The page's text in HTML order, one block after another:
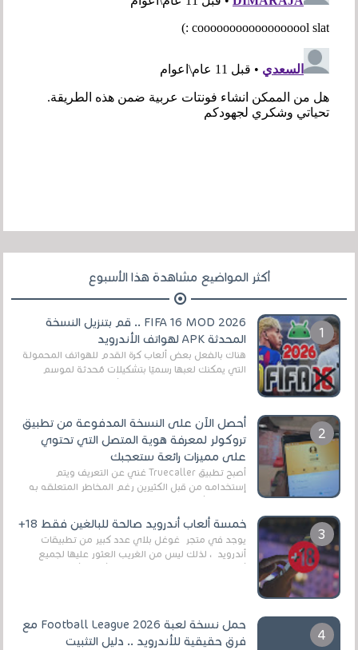
أكثر المواضيع مشاهدة هذا الأسبوع
FIFA 16 MOD 2026 .. قم بتنزيل النسخة
المحدثة APK لهواتف الأندرويد
هناك بالفعل بعض ألعاب كرة القدم للهواتف المحمولة
التي يمكنك لعبها رسميًا بتشكيلات مُحدثة لموسم
أحصل الآن على النسخة المدفوعة من تطبيق
تروكولر لمعرفة هوية المتصل التي تحتوي
على مميزات رائعة ستعجبك
أصبح تطبيق Truecaller غني عن التعريف ويتم
إستخدامه من قبل الكثيرين رغم المخاطر المتعلقه به
خمسة ألعاب أندرويد صالحة للبالغين فقط 18+
يوجد في متجر غوغل بلاي عدد كبير من تطبيقات
أندرويد ، لذلك ليس من الغريب العثور عليها لجميع
حمل نسخة لعبة Football League 2026 مع
فرق حقيقية للأندرويد .. دليل التثبيت